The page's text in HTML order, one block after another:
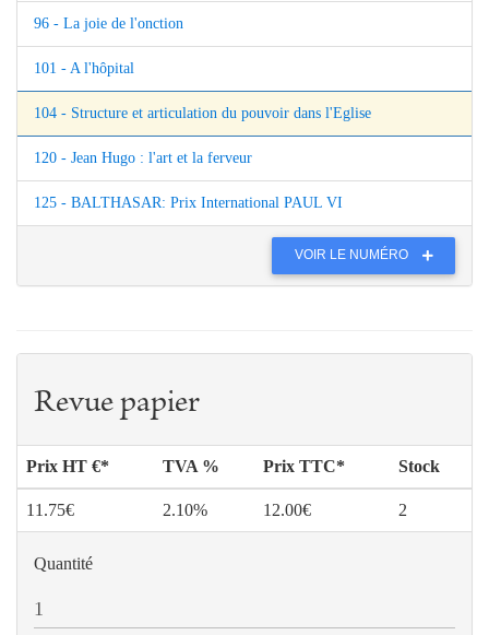
96 - La joie de l'onction
101 - A l'hôpital
104 - Structure et articulation du pouvoir dans l'Eglise
120 - Jean Hugo : l'art et la ferveur
125 - BALTHASAR: Prix International PAUL VI
VOIR LE NUMÉRO
Revue papier
Prix HT €* TVA % Prix TTC* Stock
11.75€ 2.10% 12.00€ 2
Quantité